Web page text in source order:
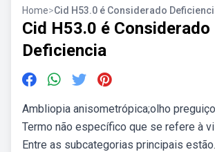
Home>Cid H53.0 é Considerado
Cid H53.0 é Considerado
Deficiencia
Ambliopia anisometrópica;olho
Termo não específico que se refere à
Entre as subcategorias principais